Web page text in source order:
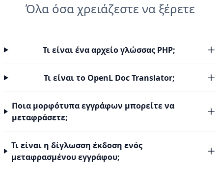
Όλα όσα χρειάζεστε να ξέρετε
Τι είναι ένα αρχείο γλώσσας PHP;
Τι είναι το OpenL Doc Translator;
Ποια μορφότυπα εγγράφων μπορείτε να
μεταφράσετε;
Τι είναι η δίγλωσση έκδοση ενός
μεταφρασμένου εγγράφου;